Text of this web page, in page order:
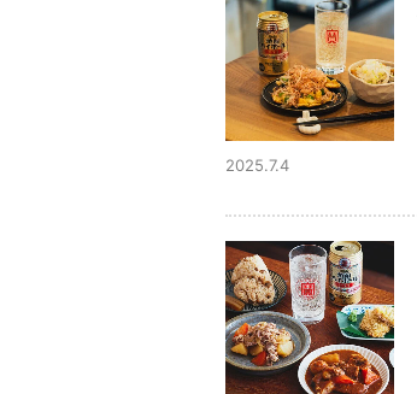
2025.7.4